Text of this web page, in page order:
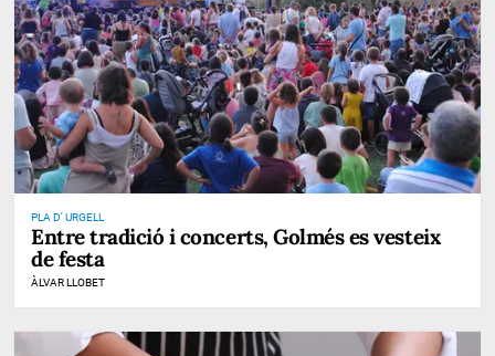
PLA D' URGELL
Entre tradició i concerts, Golmés es vesteix
de festa
ÀLVAR LLOBET